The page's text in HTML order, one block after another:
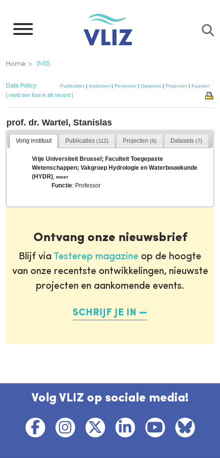
naar
inhoud
gaan
Kruimelpad
Home IMIS
Data Policy Publicaties| Instituten | Personen | Datasets| Projecten | Kaarten
[ meld een fout in dit record ]
prof. dr. Wartel, Stanislas
Vorig instituut Publicaties(112) Projecten (6) Datasets (7)
Vrije Universiteit Brussel; Faculteit Toegepaste
Wetenschappen; Vakgroep Hydrologie en Waterbouwkunde
(HYDR) ,meer
Functie: Professor
Ontvang onze nieuwsbrief
Blijf via Testerep magazine op de hoogte
van onze recentste ontwikkelingen, nieuwste
projecten en aankomende events.
SCHRIJF JE IN
Volg VLIZ op sociale media!